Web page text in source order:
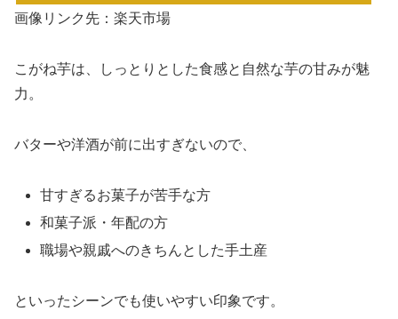
画像リンク先：楽天市場
こがね芋は、しっとりとした食感と自然な芋の甘みが魅
力。
バターや洋酒が前に出すぎないので、
甘すぎるお菓子が苦手な方
和菓子派・年配の方
職場や親戚へのきちんとした手土産
といったシーンでも使いやすい印象です。